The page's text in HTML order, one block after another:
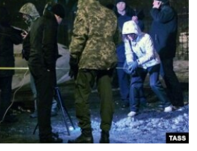
сайттары